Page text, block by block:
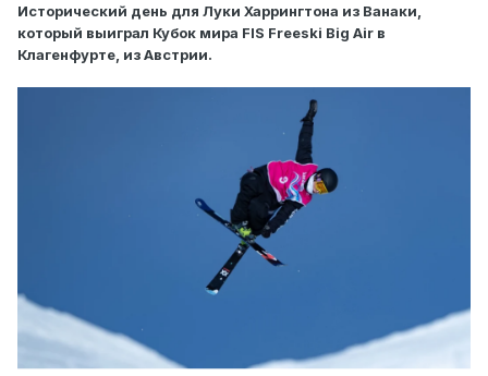
Исторический день для Луки Харрингтона из Ванаки,
который выиграл Кубок мира FIS Freeski Big Air в
Клагенфурте, из Австрии.